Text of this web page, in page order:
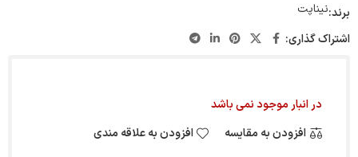
برند:نیناپت
اشتراک گذاری:
در انبار موجود نمی باشد
افزودن به مقایسه
افزودن به علاقه مندی